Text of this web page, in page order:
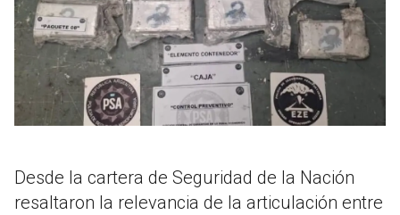
Desde la cartera de Seguridad de la Nación
resaltaron la relevancia de la articulación entre